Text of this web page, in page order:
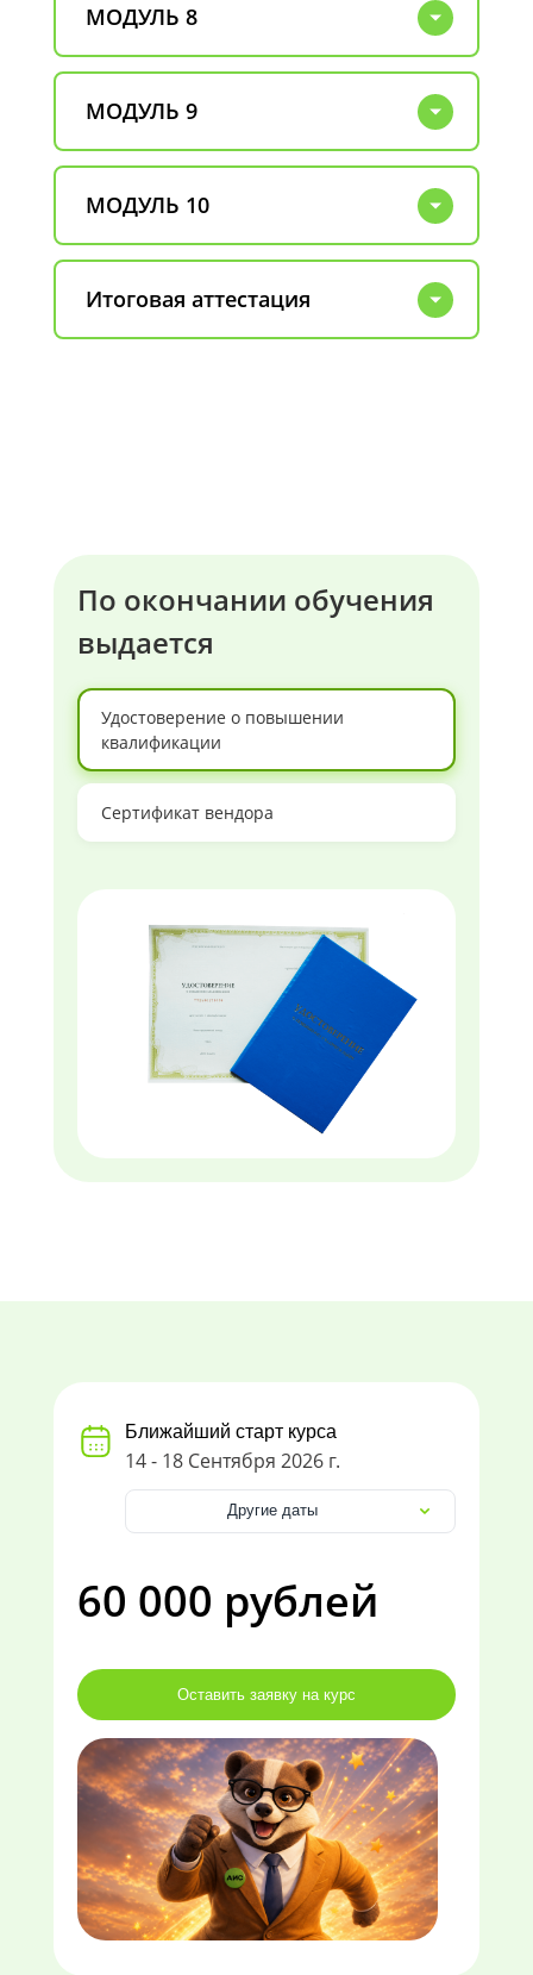
МОДУЛЬ 8
МОДУЛЬ 9
МОДУЛЬ 10
Итоговая аттестация
По окончании обучения
выдается
Удостоверение о повышении
квалификации
Сертификат вендора
Ближайший старт курса
14 - 18 Сентября 2026 г.
Другие даты
60 000 рублей
Оставить заявку на курс